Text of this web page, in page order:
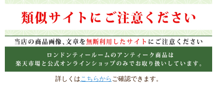
詳しくは こちらから ご確認できます。